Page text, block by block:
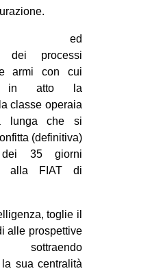
ed
dei processi
armi con cui
in atto la
classe operaia
lunga che si
(definitiva)
dei 35 giorni
alla FIAT di
toglie il
alle prospettive
sottraendo
la sua centralità